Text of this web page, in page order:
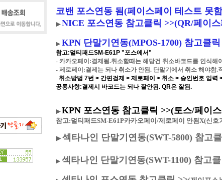
코밴 포스연동 됨 (페이스페이 테스트 못
▶NICE 포스연동 참고클릭 >>(QR/페이
▶ KPN 단말기연동(MPOS-1700) 참고클릭
참고:멀티패드SM-E61P "포스에서"
- 카카오페이:결제됨.취소할때는 해당건 취소바코드를 인식
- 제로페이:결제는 되나 취소가 안됨. 단말기에서 취소 해야함.
취소방법 7번 > 간편걸제 > 제로페이 > 취소 > 승인번호 입력
공통사항:결제시 바코드는 되나 잘안됨. QR은 잘됨.
▶KPN 포스연동 참고클릭 >>(토스/페이
참고:멀티패드SM-E61P카카오페이/제로페이 안됨X(신호
▶ 섹타나인 단말기연동(SWT-5800) 참고
▶ 섹타나인 단말기연동(SWT-1100) 참고